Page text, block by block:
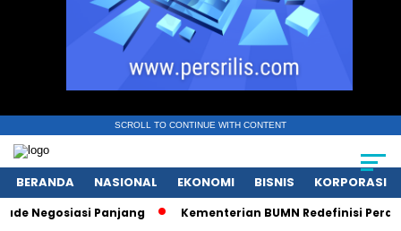
SCROLL TO CONTINUE WITH CONTENT
BERANDA NASIONAL EKONOMI BISNIS KORPORASI
Panjang Kementerian BUMN Redefinisi Peran